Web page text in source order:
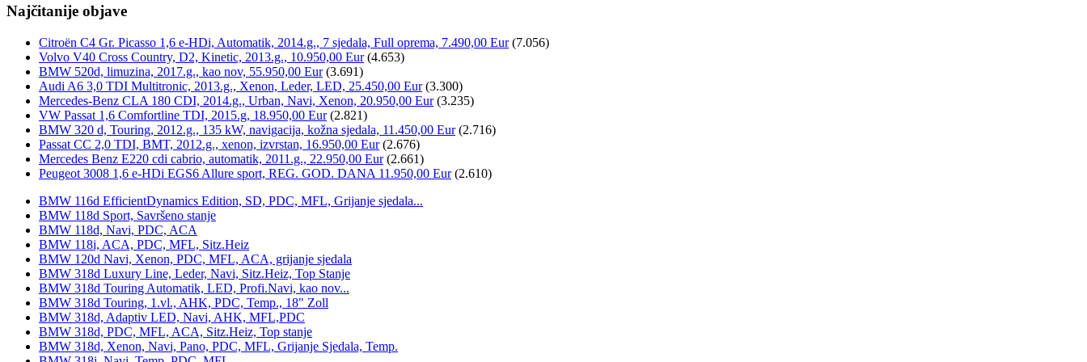
Najčitanije objave
Citroën C4 Gr. Picasso 1,6 e-HDi, Automatik, 2014.g., 7 sjedala, Full oprema, 7.490,00 Eur (7.056)
Volvo V40 Cross Country, D2, Kinetic, 2013.g., 10.950,00 Eur (4.653)
BMW 520d, limuzina, 2017.g., kao nov, 55.950,00 Eur (3.691)
Audi A6 3,0 TDI Multitronic, 2013.g., Xenon, Leder, LED, 25.450,00 Eur (3.300)
Mercedes-Benz CLA 180 CDI, 2014.g., Urban, Navi, Xenon, 20.950,00 Eur (3.235)
VW Passat 1,6 Comfortline TDI, 2015.g, 18.950,00 Eur (2.821)
BMW 320 d, Touring, 2012.g., 135 kW, navigacija, kožna sjedala, 11.450,00 Eur (2.716)
Passat CC 2,0 TDI, BMT, 2012.g., xenon, izvrstan, 16.950,00 Eur (2.676)
Mercedes Benz E220 cdi cabrio, automatik, 2011.g., 22.950,00 Eur (2.661)
Peugeot 3008 1,6 e-HDi EGS6 Allure sport, REG. GOD. DANA 11.950,00 Eur (2.610)
BMW 116d EfficientDynamics Edition, SD, PDC, MFL, Grijanje sjedala...
BMW 118d Sport, Savršeno stanje
BMW 118d, Navi, PDC, ACA
BMW 118i, ACA, PDC, MFL, Sitz.Heiz
BMW 120d Navi, Xenon, PDC, MFL, ACA, grijanje sjedala
BMW 318d Luxury Line, Leder, Navi, Sitz.Heiz, Top Stanje
BMW 318d Touring Automatik, LED, Profi.Navi, kao nov...
BMW 318d Touring, 1.vl., AHK, PDC, Temp., 18" Zoll
BMW 318d, Adaptiv LED, Navi, AHK, MFL,PDC
BMW 318d, PDC, MFL, ACA, Sitz.Heiz, Top stanje
BMW 318d, Xenon, Navi, Pano, PDC, MFL, Grijanje Sjedala, Temp.